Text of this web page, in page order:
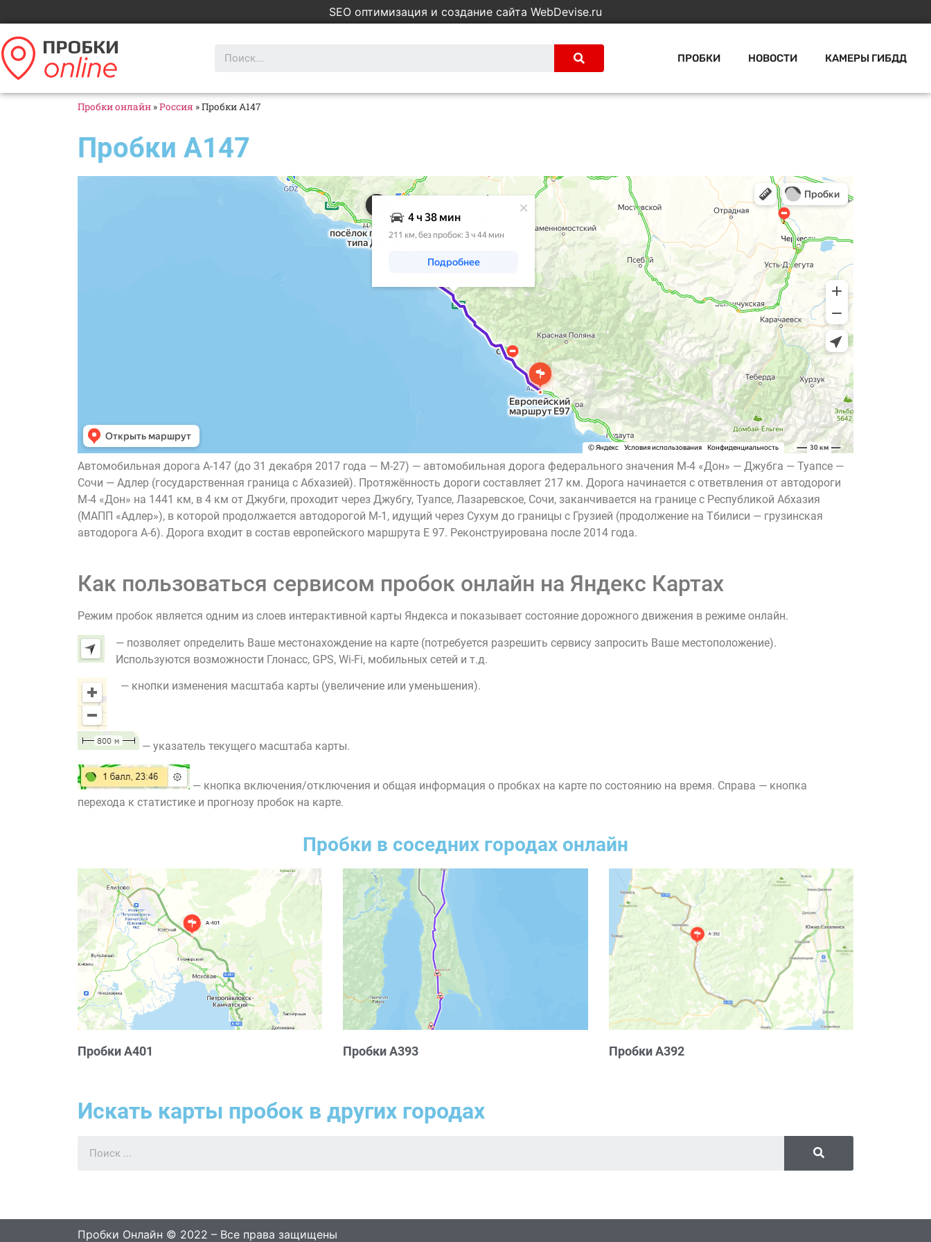
SEO оптимизация и создание сайта WebDevise.ru
ПРОБКИ НОВОСТИ КАМЕРЫ ГИБДД
Пробки онлайн »Россия »Пробки А147
Пробки А147
Автомобильная дорога А-147 (до 31 декабря 2017 года — М-27) — автомобильная дорога федерального значения М-4 «Дон» — Джубга — Туапсе —
Сочи — Адлер (государственная граница с Абхазией). Протяжённость дороги составляет 217 км. Дорога начинается с ответвления от автодороги
М-4 «Дон» на 1441 км, в 4 км от Джубги, проходит через Джубгу, Туапсе, Лазаревское, Сочи, заканчивается на границе с Республикой Абхазия
(МАПП «Адлер»), в которой продолжается автодорогой М-1, идущий через Сухум до границы с Грузией (продолжение на Тбилиси — грузинская
автодорога А-6). Дорога входит в состав европейского маршрута E 97. Реконструирована после 2014 года.
Как пользоваться сервисом пробок онлайн на Яндекс Картах
Режим пробок является одним из слоев интерактивной карты Яндекса и показывает состояние дорожного движения в режиме онлайн.
— позволяет определить Ваше местонахождение на карте (потребуется разрешить сервису запросить Ваше местоположение).
Используются возможности Глонасс, GPS, Wi-Fi, мобильных сетей и т.д.
— кнопки изменения масштаба карты (увеличение или уменьшения).
— указатель текущего масштаба карты.
— кнопка включения/отключения и общая информация о пробках на карте по состоянию на время. Справа — кнопка
перехода к статистике и прогнозу пробок на карте.
Пробки в соседних городах онлайн
Пробки А401 Пробки А393 Пробки А392
Искать карты пробок в других городах
Пробки Онлайн © 2022 – Все права защищены